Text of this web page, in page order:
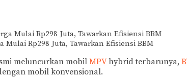
Rp298 Juta, Tawarkan Efisiensi BBM
meluncurkan mobilMPVhybrid terbarunya,
mobil konvensional.